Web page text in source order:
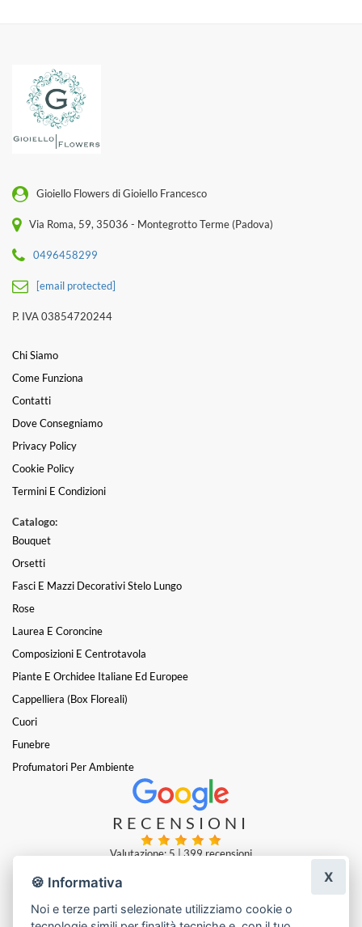
Gioiello Flowers di Gioiello Francesco
Via Roma, 59, 35036 - Montegrotto Terme (Padova)
0496458299
[email protected]
P. IVA 03854720244
Chi Siamo
Come Funziona
Contatti
Dove Consegniamo
Privacy Policy
Cookie Policy
Termini E Condizioni
Catalogo:
Bouquet
Orsetti
Fasci E Mazzi Decorativi Stelo Lungo
Rose
Laurea E Coroncine
Composizioni E Centrotavola
Piante E Orchidee Italiane Ed Europee
Cappelliera (box Floreali)
Cuori
Funebre
Profumatori Per Ambiente
RECENSIONI
Valutazione: 5|399 recensioni
Giovanni Belli|5 giorni fa
🍪 Informativa
Noi e terze parti selezionate utilizziamo cookie o
X